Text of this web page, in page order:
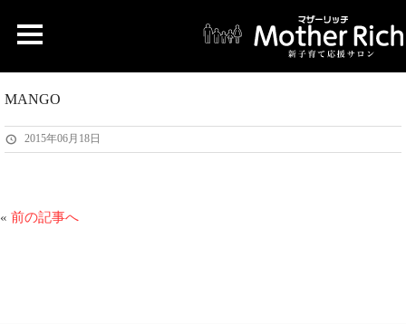
MANGO
2015年06月18日
« 前の記事へ